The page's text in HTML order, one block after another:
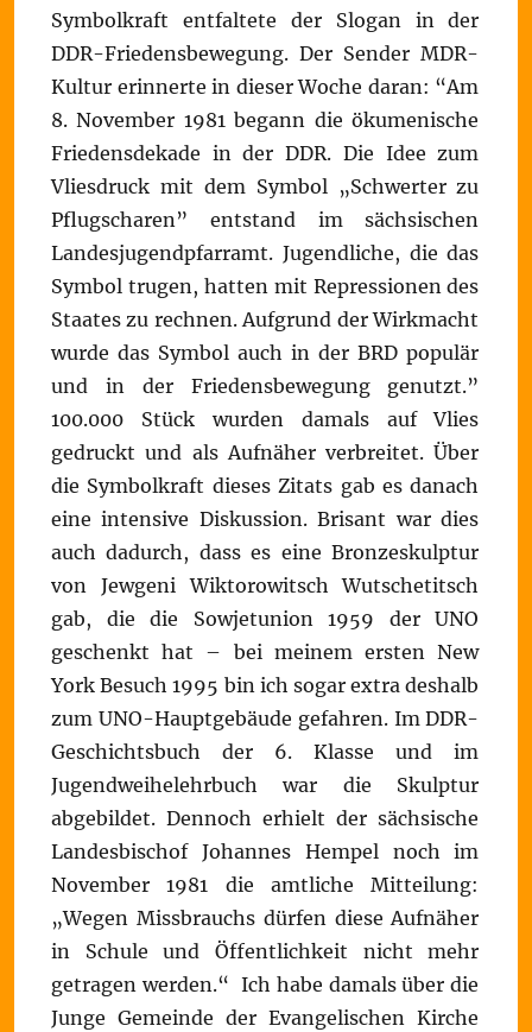
Symbolkraft entfaltete der Slogan in der
DDR-Friedensbewegung. Der Sender MDR-
Kultur erinnerte in dieser Woche daran: “Am
8. November 1981 begann die ökumenische
Friedensdekade in der DDR. Die Idee zum
Vliesdruck mit dem Symbol „Schwerter zu
Pflugscharen” entstand im sächsischen
Landesjugendpfarramt. Jugendliche, die das
Symbol trugen, hatten mit Repressionen des
Staates zu rechnen. Aufgrund der Wirkmacht
wurde das Symbol auch in der BRD populär
und in der Friedensbewegung genutzt.”
100.000 Stück wurden damals auf Vlies
gedruckt und als Aufnäher verbreitet. Über
die Symbolkraft dieses Zitats gab es danach
eine intensive Diskussion. Brisant war dies
auch dadurch, dass es eine Bronzeskulptur
von Jewgeni Wiktorowitsch Wutschetitsch
gab, die die Sowjetunion 1959 der UNO
geschenkt hat – bei meinem ersten New
York Besuch 1995 bin ich sogar extra deshalb
zum UNO-Hauptgebäude gefahren. Im DDR-
Geschichtsbuch der 6. Klasse und im
Jugendweihelehrbuch war die Skulptur
abgebildet. Dennoch erhielt der sächsische
Landesbischof Johannes Hempel noch im
November 1981 die amtliche Mitteilung:
„Wegen Missbrauchs dürfen diese Aufnäher
in Schule und Öffentlichkeit nicht mehr
getragen werden.“ Ich habe damals über die
Junge Gemeinde der Evangelischen Kirche